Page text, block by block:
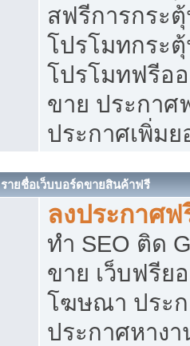
สฟรีการกระ
โปรโมทกระ
โปรโมทฟรีอ
ขาย ประกาศ
ประกาศเพิ่ม
รายชื่อเว็บบอร์ดขายสินค้าฟรี
ลงประกาศฟ
ทำ SEO ติด
ขาย เว็บฟรีย
โฆษณา ประ
ประกาศหาง